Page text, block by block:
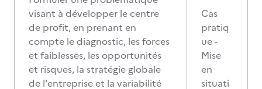
visant à développer le centre
de profit, en prenant en
compte le diagnostic, les forces
et faiblesses, les opportunités
et risques, la stratégie globale
de l'entreprise et la variabilité
Cas
pratiq
ue -
Mise
en
situati